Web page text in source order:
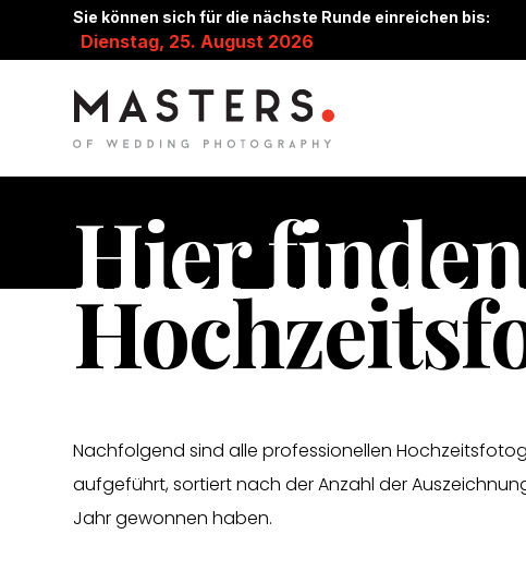
Sie können sich für die nächste Runde einreichen bis:
Dienstag, 25. August 2026
Hier
Nachfolgend sind alle professionellen
aufgeführt, sortiert nach der Anzahl der
Jahr gewonnen haben.